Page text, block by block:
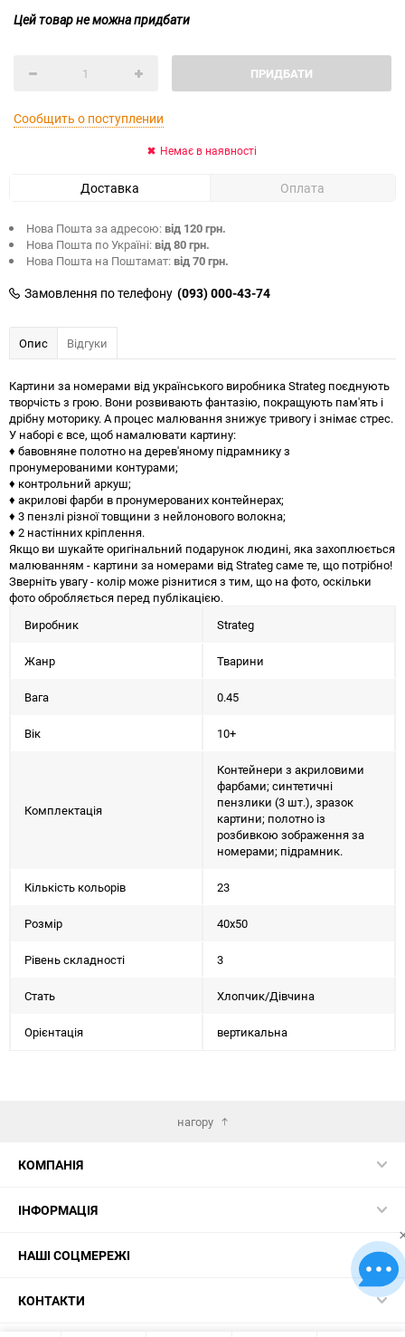
Цей товар не можна придбати
ПРИДБАТИ
Сообщить о поступлении
Немає в наявності
Доставка Оплата
Нова Пошта за адресою:від 120 грн.
Нова Пошта по Україні:від 80 грн.
Нова Пошта на Поштамат:від 70 грн.
Замовлення по телефону (093) 000-43-74
Опис Відгуки
Картини за номерами від українського виробника Strateg поєднують
творчість з грою. Вони розвивають фантазію, покращують пам'ять і
дрібну моторику. А процес малювання знижує тривогу і знімає стрес.
У наборі є все, щоб намалювати картину:
♦ бавовняне полотно на дерев'яному підрамнику з
пронумерованими контурами;
♦ контрольний аркуш;
♦ акрилові фарби в пронумерованих контейнерах;
♦ 3 пензлі різної товщини з нейлонового волокна;
♦ 2 настінних кріплення.
Якщо ви шукайте оригінальний подарунок людині, яка захоплюється
малюванням - картини за номерами від Strateg саме те, що потрібно!
Зверніть увагу - колір може різнитися з тим, що на фото, оскільки
фото обробляється перед публікацією.
Виробник
Strateg
Жанр Тварини
Вага 0.45
Вік 10+
Комплектація
Контейнери з акриловими
фарбами; синтетичні
пензлики (3 шт.), зразок
картини; полотно із
розбивкою зображення за
номерами; підрамник.
Кількість кольорів 23
Розмір 40х50
Рівень складності 3
Стать Хлопчик/Дiвчина
Орієнтація вертикальна
нагору
КОМПАНІЯ
ІНФОРМАЦІЯ
НАШІ СОЦМЕРЕЖІ
КОНТАКТИ